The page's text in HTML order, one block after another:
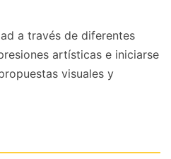
a través de diferentes
artísticas e iniciarse
visuales y